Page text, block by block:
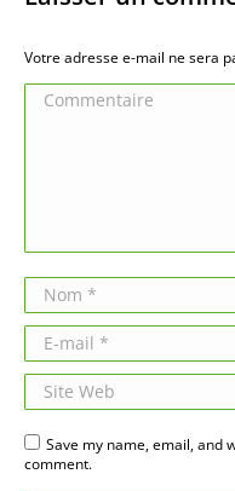
Votre adresse e-mail ne sera
Commentaire
Nom *
E-mail *
Site Web
Save my name, email, and
comment.